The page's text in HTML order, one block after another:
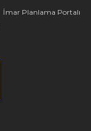
İmar Planlama Portalı